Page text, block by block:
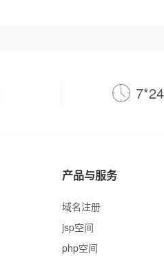
产品与服务
域名注册
jsp空间
php空间